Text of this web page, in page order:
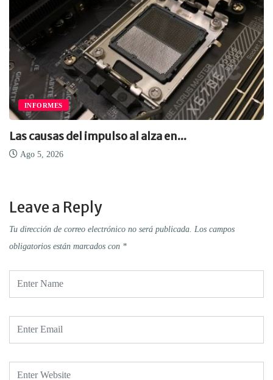
INFORMES
Las causas del impulso al alza en...
Ago 5, 2026
Leave a Reply
Tu dirección de correo electrónico no será publicada. Los campos
obligatorios están marcados con *